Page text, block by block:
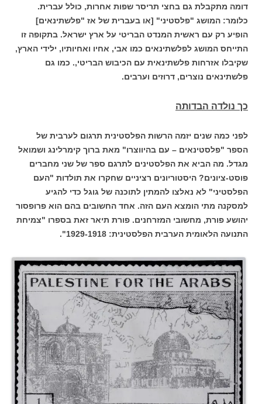
דומה מתקבלת גם בחצי תריסר שפות אחרות, כולל עברית.
כלומר: המושג "פלסטיני" [או בעברית של אז "פלשתינאים]
הופיע רק עם ראשית המנדט הבריטי על ארץ ישראל. בתקופה זו
התייחס המושג לפלשתינאים כמו אבי, אחיו ואחיותיו, ילידי הארץ,
שקיבלו אזרחות פלשתינאית עם הכיבוש הבריטי,. כמו גם
פלשתינאים נוצרים, דרוזים וערבים.
כך נולדה הבדותה
לפני כמה שנים יזמה הרשות הפלסטינית תרגום לערבית של
הספר "פלסטינאים – עם בהיווצרו" מאת ברוך קימרלינג ושמואל
מגדל. מה הביא את הפלסטינים לתרגם ספר של שני מחברים
פוסט-ציונים? היסטוריונים רציניים שחקרו את תולדות "העם
הפלסטיני" לא נאלצו להמתין לתוכנה של גוגל כדי להגיע
למסקנה מתי הומצא העם הזה. אחד החשובים בהם הוא פרופסור
יהושע פורת, מחשובי המזרחנים. פורת תיאר זאת בספרו "צמיחת
התנועה הלאומית הערבית הפלסטינית: 1929-1918".